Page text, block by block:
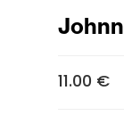
11.00 €